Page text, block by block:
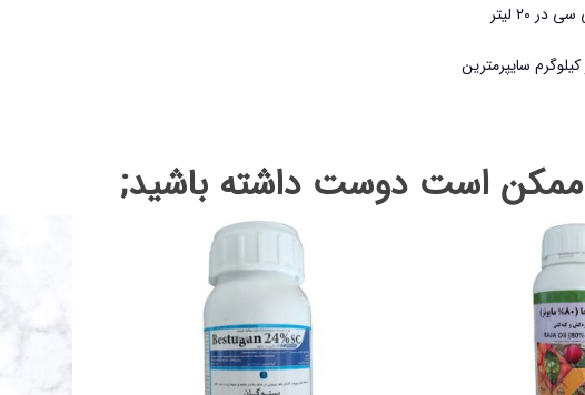
است دوست داشته باشید;